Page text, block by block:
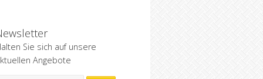
Sie sich auf unsere
Angebote